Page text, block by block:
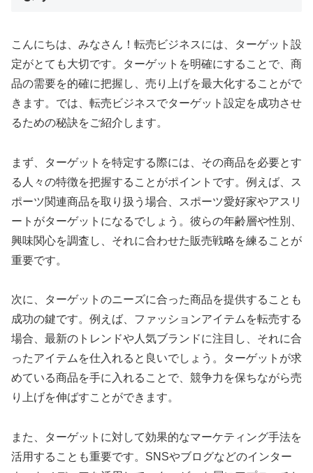
こんにちは、みなさん！転売ビジネスには、ターゲット設
定がとても大切です。ターゲットを明確にすることで、商
品の需要を的確に把握し、売り上げを最大化することがで
きます。では、転売ビジネスでターゲット設定を成功させ
るための秘訣をご紹介します。
まず、ターゲットを特定する際には、その商品を必要とす
る人々の特徴を把握することがポイントです。例えば、ス
ポーツ関連商品を取り扱う場合、スポーツ愛好家やアスリ
ートがターゲットになるでしょう。彼らの年齢層や性別、
興味関心を調査し、それに合わせた販売戦略を練ることが
重要です。
次に、ターゲットのニーズに合った商品を提供することも
成功の鍵です。例えば、ファッションアイテムを転売する
場合、最新のトレンドや人気ブランドに注目し、それに合
ったアイテムを仕入れると良いでしょう。ターゲットが求
めている商品を手に入れることで、競争力を保ちながら売
り上げを伸ばすことができます。
また、ターゲットに対して効果的なマーケティング手法を
活用することも重要です。SNSやブログなどのインター